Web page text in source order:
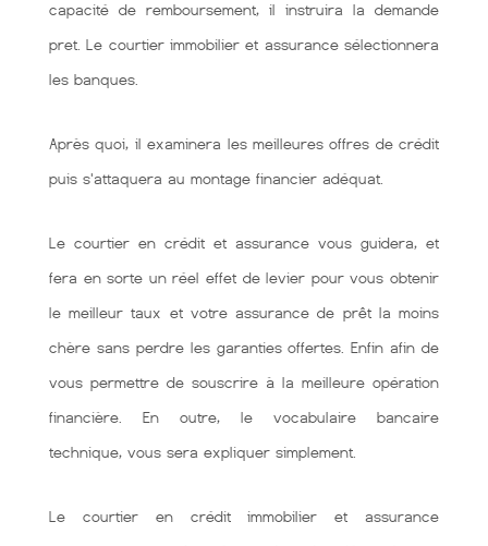
capacité de remboursement, il instruira la demande
pret. Le courtier immobilier et assurance sélectionnera
les banques.
Après quoi, il examinera les meilleures offres de crédit
puis s'attaquera au montage financier adéquat.
Le courtier en crédit et assurance vous guidera, et
fera en sorte un réel effet de levier pour vous obtenir
le meilleur taux et votre assurance de prêt la moins
chère sans perdre les garanties offertes. Enfin afin de
vous permettre de souscrire à la meilleure opération
financière. En outre, le vocabulaire bancaire
technique, vous sera expliquer simplement.
Le courtier en crédit immobilier et assurance